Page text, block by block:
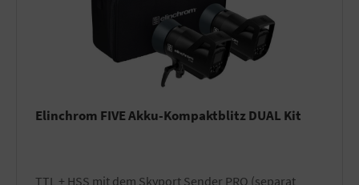
Elinchrom FIVE Akku-Kompaktblitz DUAL Kit
TTL + HSS mit dem Skyport Sender PRO (separat